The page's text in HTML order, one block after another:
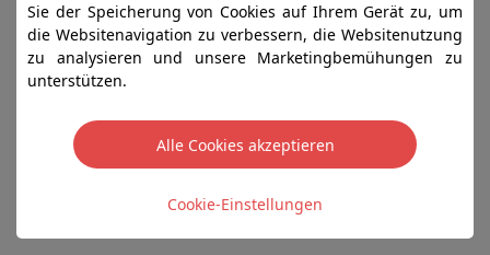
Sie der Speicherung von Cookies auf Ihrem Gerät zu, um
die Websitenavigation zu verbessern, die Websitenutzung
zu analysieren und unsere Marketingbemühungen zu
unterstützen.
Alle Cookies akzeptieren
Cookie-Einstellungen